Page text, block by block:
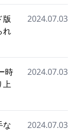
版
れ
2024.07.03
時
上
2024.07.03
な
2024.07.03